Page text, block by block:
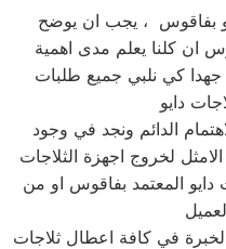
بفاقوس ، يجب ان يوضح
ان كلنا يعلم مدى اهمية
جهدا كي نلبي جميع طلبات
الدائم ونجد في وجود
لخروج اجهزة الثلاجات
دايو المعتمد بفاقوس او من
في كافة اعطال ثلاجات